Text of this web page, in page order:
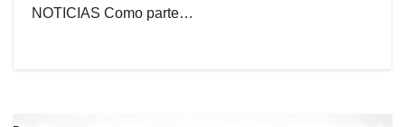
NOTICIAS Como parte…